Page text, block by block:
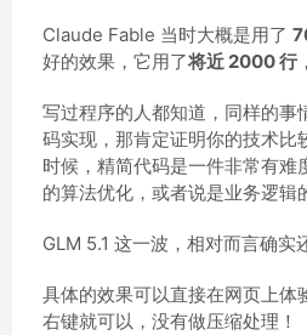
Claude Fable 当时大概是用了
好的效果，它用了将近 2000 行
写过程序的人都知道，同样的事
码实现，那肯定证明你的技术比
时候，精简代码是一件非常有难
的算法优化，或者说是业务逻辑
GLM 5.1 这一波，相对而言确实
具体的效果可以直接在网页上体
右键就可以，没有做压缩处理！